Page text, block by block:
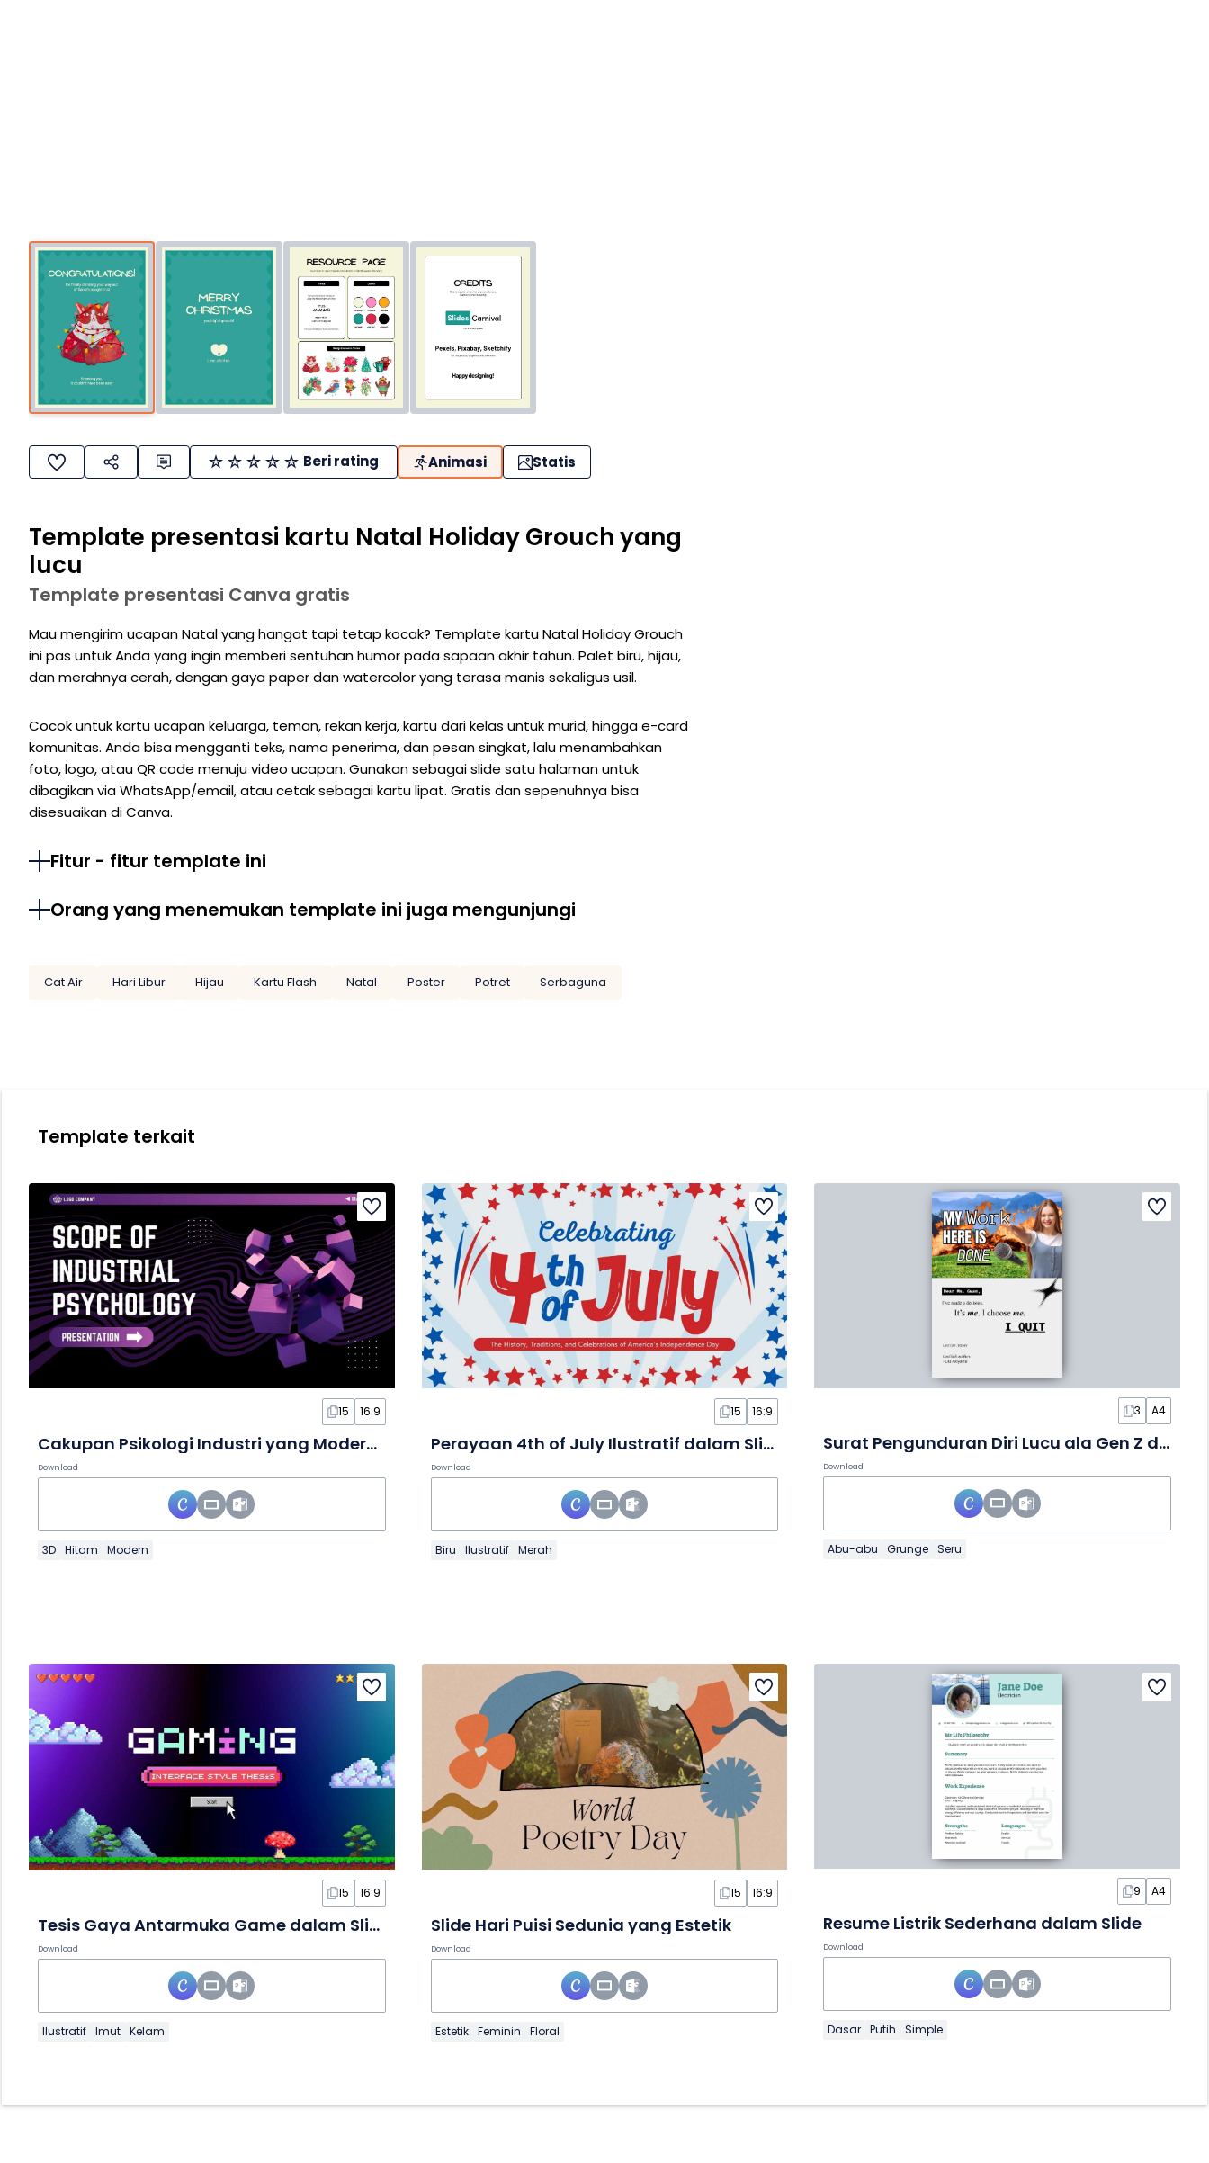
Beri rating Animasi Statis
Template presentasi kartu Natal Holiday Grouch yang
lucu
Template presentasi Canva gratis
Mau mengirim ucapan Natal yang hangat tapi tetap kocak? Template kartu Natal Holiday Grouch
ini pas untuk Anda yang ingin memberi sentuhan humor pada sapaan akhir tahun. Palet biru, hijau,
dan merahnya cerah, dengan gaya paper dan watercolor yang terasa manis sekaligus usil.
Cocok untuk kartu ucapan keluarga, teman, rekan kerja, kartu dari kelas untuk murid, hingga e-card
komunitas. Anda bisa mengganti teks, nama penerima, dan pesan singkat, lalu menambahkan
foto, logo, atau QR code menuju video ucapan. Gunakan sebagai slide satu halaman untuk
dibagikan via WhatsApp/email, atau cetak sebagai kartu lipat. Gratis dan sepenuhnya bisa
disesuaikan di Canva.
Fitur - fitur template ini
Orang yang menemukan template ini juga mengunjungi
Cat Air Hari Libur Hijau Kartu Flash Natal Poster Potret Serbaguna
Template terkait
15 16:9
Cakupan Psikologi Industri yang Modern dalam Slide
Download
3D Hitam Modern
15 16:9
Perayaan 4th of July Ilustratif dalam Slide
Download
Biru Ilustratif Merah
3 A4
Surat Pengunduran Diri Lucu ala Gen Z dalam Slide
Download
Abu-abu Grunge Seru
15 16:9
Tesis Gaya Antarmuka Game dalam Slide
Download
Ilustratif Imut Kelam
15 16:9
Slide Hari Puisi Sedunia yang Estetik
Download
Estetik Feminin Floral
9 A4
Resume Listrik Sederhana dalam Slide
Download
Dasar Putih Simple